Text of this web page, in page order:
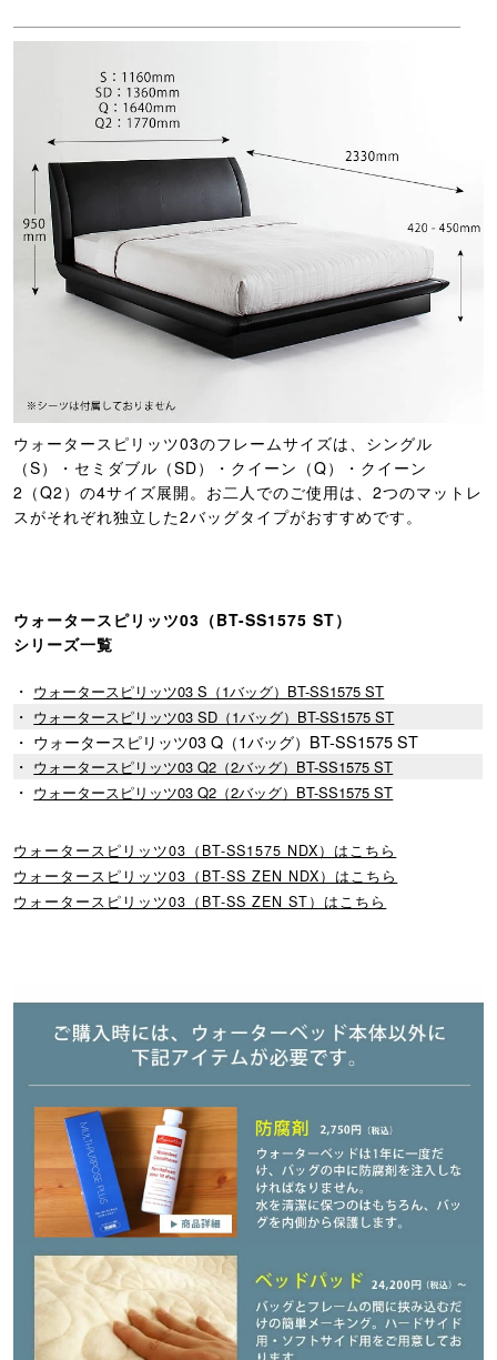
ウォータースピリッツ03のフレームサイズは、シングル
（S）・セミダブル（SD）・クイーン（Q）・クイーン
2（Q2）の4サイズ展開。お二人でのご使用は、2つのマットレ
スがそれぞれ独立した2バッグタイプがおすすめです。
ウォータースピリッツ03（BT-SS1575 ST）
シリーズ一覧
・ ウォータースピリッツ03 S（1バッグ）BT-SS1575 ST
・ ウォータースピリッツ03 SD（1バッグ）BT-SS1575 ST
・ ウォータースピリッツ03 Q（1バッグ）BT-SS1575 ST
・ ウォータースピリッツ03 Q2（2バッグ）BT-SS1575 ST
・ ウォータースピリッツ03 Q2（2バッグ）BT-SS1575 ST
ウォータースピリッツ03（BT-SS1575 NDX）はこちら
ウォータースピリッツ03（BT-SS ZEN NDX）はこちら
ウォータースピリッツ03（BT-SS ZEN ST）はこちら